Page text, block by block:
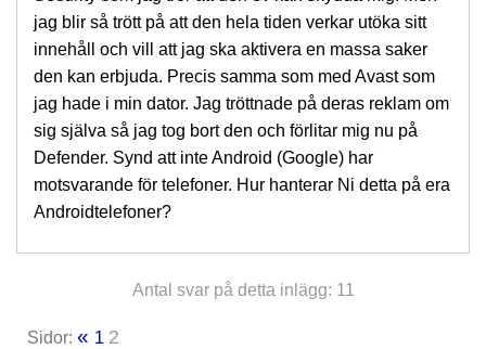
jag blir så trött på att den hela tiden verkar utöka sitt
innehåll och vill att jag ska aktivera en massa saker
den kan erbjuda. Precis samma som med Avast som
jag hade i min dator. Jag tröttnade på deras reklam om
sig själva så jag tog bort den och förlitar mig nu på
Defender. Synd att inte Android (Google) har
motsvarande för telefoner. Hur hanterar Ni detta på era
Androidtelefoner?
Antal svar på detta inlägg: 11
Sidor: « 1 2